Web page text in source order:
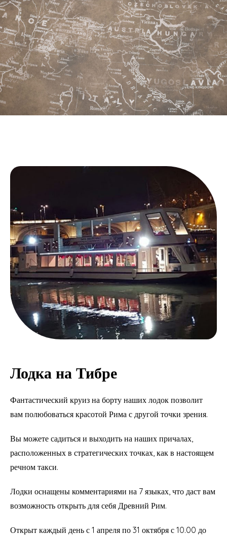
Лодка на Тибре
Фантастический круиз на борту наших лодок позволит
вам полюбоваться красотой Рима с другой точки зрения.
Вы можете садиться и выходить на наших причалах,
расположенных в стратегических точках, как в настоящем
речном такси.
Лодки оснащены комментариями на 7 языках, что даст вам
возможность открыть для себя Древний Рим.
Открыт каждый день с 1 апреля по 31 октября с 10.00 до